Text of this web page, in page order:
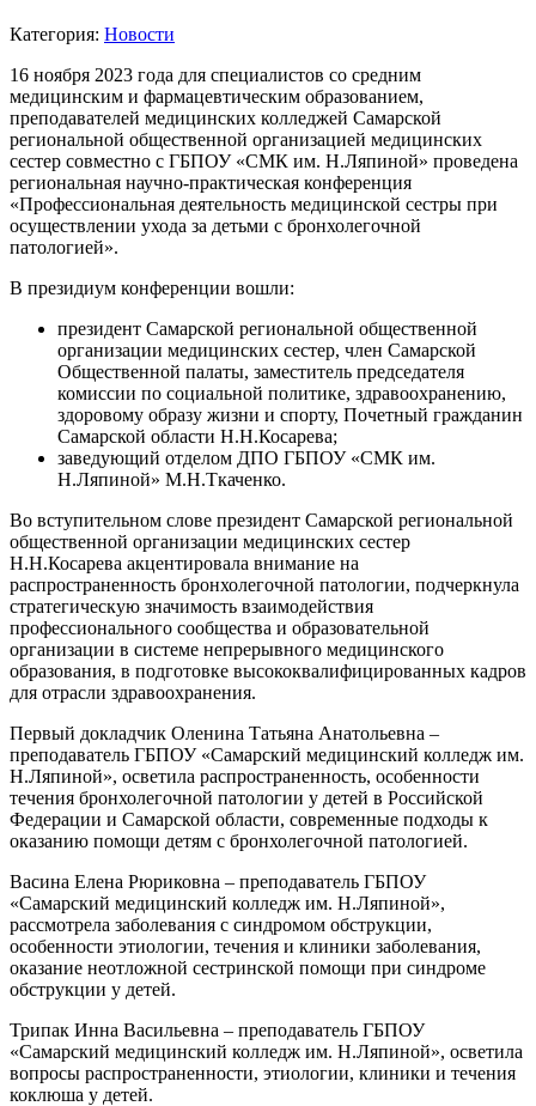
Категория: Новости
16 ноября 2023 года для специалистов со средним
медицинским и фармацевтическим образованием,
преподавателей медицинских колледжей Самарской
региональной общественной организацией медицинских
сестер совместно с ГБПОУ «СМК им. Н.Ляпиной» проведена
региональная научно-практическая конференция
«Профессиональная деятельность медицинской сестры при
осуществлении ухода за детьми с бронхолегочной
патологией».
В президиум конференции вошли:
президент Самарской региональной общественной
организации медицинских сестер, член Самарской
Общественной палаты, заместитель председателя
комиссии по социальной политике, здравоохранению,
здоровому образу жизни и спорту, Почетный гражданин
Самарской области Н.Н.Косарева;
заведующий отделом ДПО ГБПОУ «СМК им.
Н.Ляпиной» М.Н.Ткаченко.
Во вступительном слове президент Самарской региональной
общественной организации медицинских сестер
Н.Н.Косарева акцентировала внимание на
распространенность бронхолегочной патологии, подчеркнула
стратегическую значимость взаимодействия
профессионального сообщества и образовательной
организации в системе непрерывного медицинского
образования, в подготовке высококвалифицированных кадров
для отрасли здравоохранения.
Первый докладчик Оленина Татьяна Анатольевна –
преподаватель ГБПОУ «Самарский медицинский колледж им.
Н.Ляпиной», осветила распространенность, особенности
течения бронхолегочной патологии у детей в Российской
Федерации и Самарской области, современные подходы к
оказанию помощи детям с бронхолегочной патологией.
Васина Елена Рюриковна – преподаватель ГБПОУ
«Самарский медицинский колледж им. Н.Ляпиной»,
рассмотрела заболевания с синдромом обструкции,
особенности этиологии, течения и клиники заболевания,
оказание неотложной сестринской помощи при синдроме
обструкции у детей.
Трипак Инна Васильевна – преподаватель ГБПОУ
«Самарский медицинский колледж им. Н.Ляпиной», осветила
вопросы распространенности, этиологии, клиники и течения
коклюша у детей.